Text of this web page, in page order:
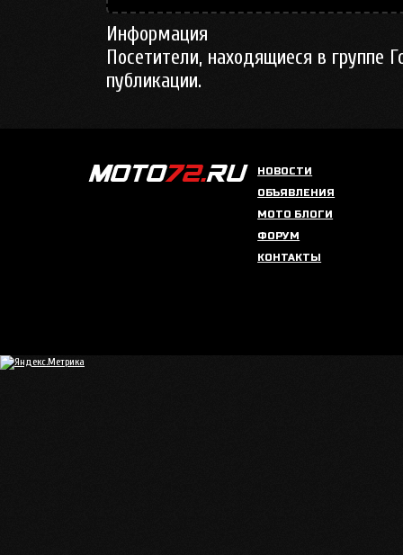
Информация
Посетители, находящиеся в группе
публикации.
НОВОСТИ
ОБЪЯВЛЕНИЯ
МОТО БЛОГИ
ФОРУМ
КОНТАКТЫ